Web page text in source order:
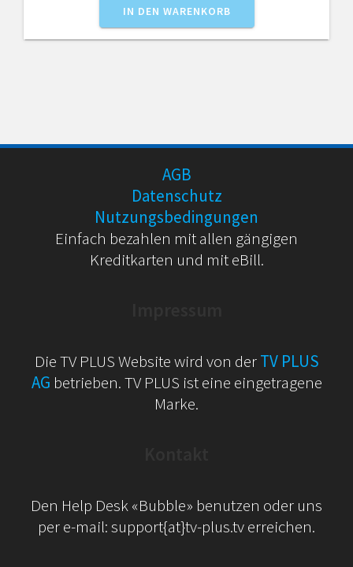
IN DEN WARENKORB
AGB
Datenschutz
Nutzungsbedingungen
Einfach bezahlen mit allen gängigen
Kreditkarten und mit eBill.
Die TV PLUS Website wird von derTV PLUS
AG betrieben. TV PLUS ist eine eingetragene
Marke.
Den Help Desk «Bubble» benutzen oder uns
per e-mail: support{at}tv-plus.tv erreichen.